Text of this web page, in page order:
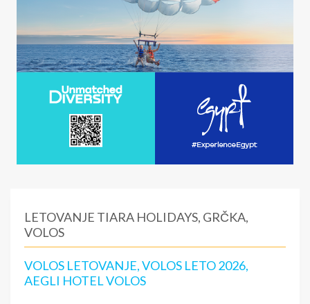
LETOVANJE TIARA HOLIDAYS, GRČKA,
VOLOS
VOLOS LETOVANJE, VOLOS LETO 2026,
AEGLI HOTEL VOLOS